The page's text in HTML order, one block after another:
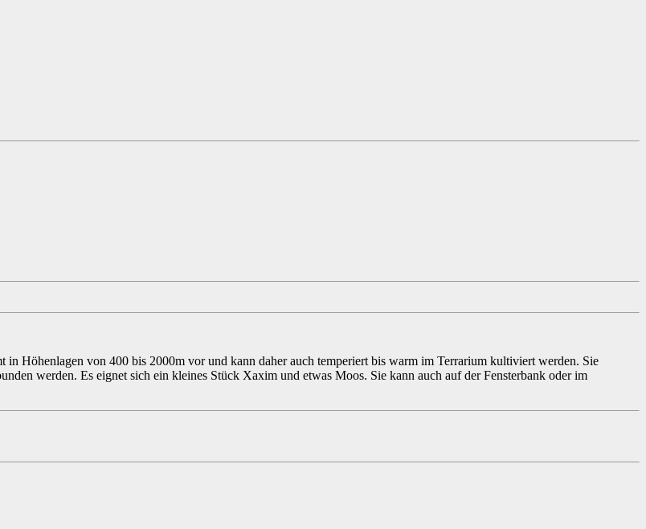
Höhenlagen von 400 bis 2000m vor und kann daher auch temperiert bis warm im Terrarium kultiviert werden. Sie
werden. Es eignet sich ein kleines Stück Xaxim und etwas Moos. Sie kann auch auf der Fensterbank oder im